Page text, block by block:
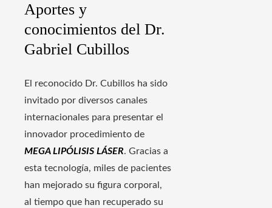
Aportes y
conocimientos del Dr.
Gabriel Cubillos
El reconocido Dr. Cubillos ha sido
invitado por diversos canales
internacionales para presentar el
innovador procedimiento de
MEGA LIPÓLISIS LÁSER. Gracias a
esta tecnología, miles de pacientes
han mejorado su figura corporal,
al tiempo que han recuperado su